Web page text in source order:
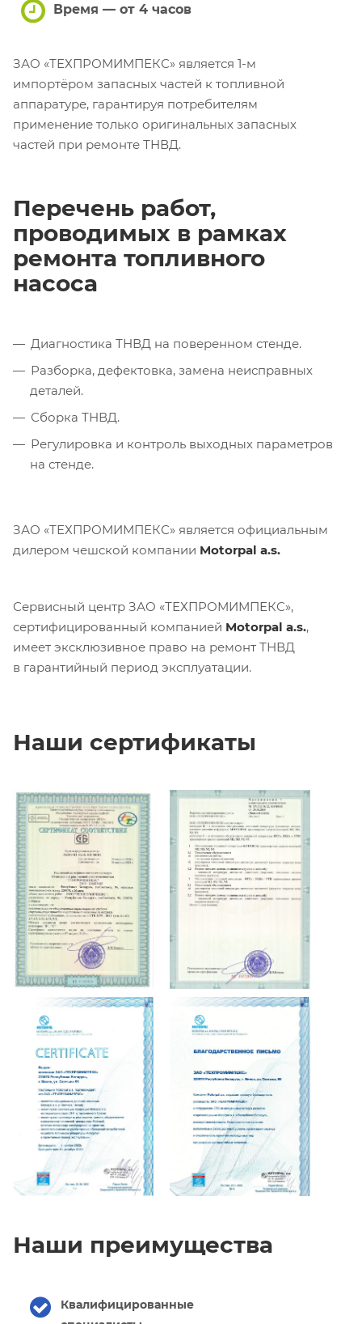
Время — от 4 часов
ЗАО «ТЕХПРОМИМПЕКС» является 1-м
импортёром запасных частей к топливной
аппаратуре, гарантируя потребителям
применение только оригинальных запасных
частей при ремонте ТНВД.
Перечень работ,
проводимых в рамках
ремонта топливного
насоса
Диагностика ТНВД на поверенном стенде.
Разборка, дефектовка, замена неисправных
деталей.
Сборка ТНВД.
Регулировка и контроль выходных параметров
на стенде.
ЗАО «ТЕХПРОМИМПЕКС» является официальным
дилером чешской компании Motorpal a.s.
Сервисный центр ЗАО «ТЕХПРОМИМПЕКС»,
сертифицированный компанией Motorpal a.s.,
имеет эксклюзивное право на ремонт ТНВД
в гарантийный период эксплуатации.
Наши сертификаты
Наши преимущества
Квалифицированные